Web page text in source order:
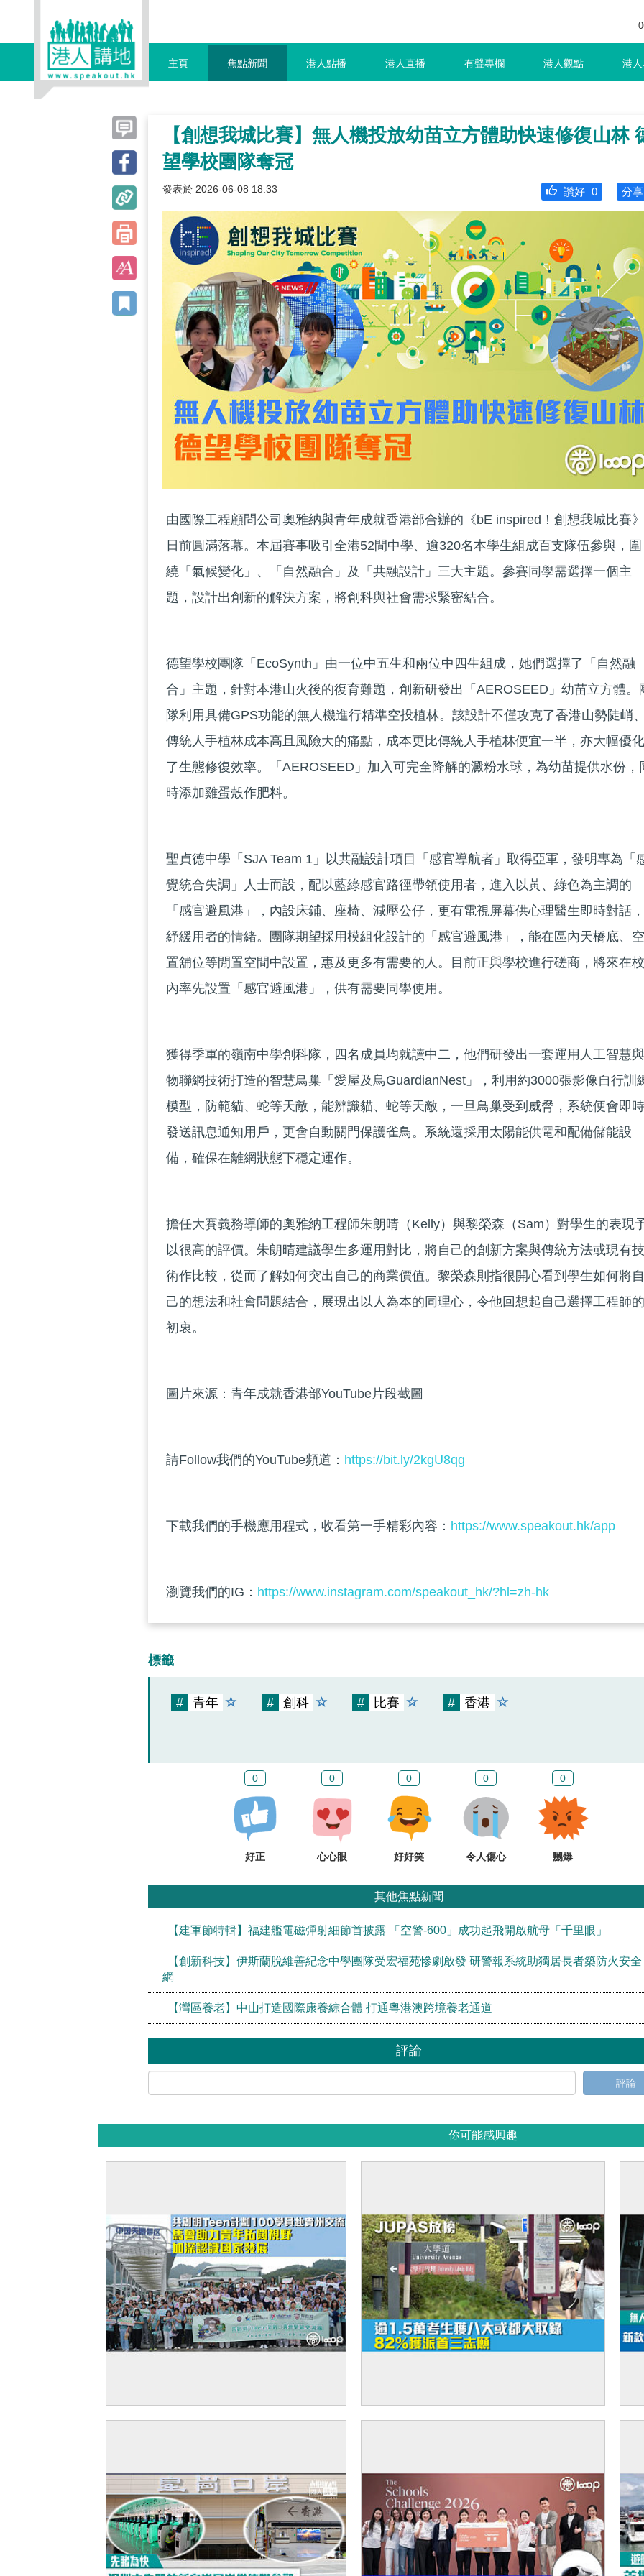
主頁 焦點新聞 港人點播 港人直播 有聲專欄 港人觀點 港
【創想我城比賽】無人機投放幼苗立方體助快速修復山林
望學校團隊奪冠
發表於 2026-06-08 18:33 分享
讚好 0
由國際工程顧問公司奧雅納與青年成就香港部合辦的《bE inspired！創想我城比賽》
日前圓滿落幕。本屆賽事吸引全港52間中學、逾320名本學生組成百支隊伍參與，圍
繞「氣候變化」、「自然融合」及「共融設計」三大主題。參賽同學需選擇一個主
題，設計出創新的解決方案，將創科與社會需求緊密結合。
德望學校團隊「EcoSynth」由一位中五生和兩位中四生組成，她們選擇了「自然融
合」主題，針對本港山火後的復育難題，創新研發出「AEROSEED」幼苗立方體。
隊利用具備GPS功能的無人機進行精準空投植林。該設計不僅攻克了香港山勢陡峭、
傳統人手植林成本高且風險大的痛點，成本更比傳統人手植林便宜一半，亦大幅優化
了生態修復效率。「AEROSEED」加入可完全降解的澱粉水球，為幼苗提供水份，
時添加雞蛋殼作肥料。
聖貞德中學「SJA Team 1」以共融設計項目「感官導航者」取得亞軍，發明專為「
覺統合失調」人士而設，配以藍綠感官路徑帶領使用者，進入以黃、綠色為主調的
「感官避風港」，內設床鋪、座椅、減壓公仔，更有電視屏幕供心理醫生即時對話，
紓緩用者的情緒。團隊期望採用模組化設計的「感官避風港」，能在區內天橋底、空
置舖位等閒置空間中設置，惠及更多有需要的人。目前正與學校進行磋商，將來在校
內率先設置「感官避風港」，供有需要同學使用。
獲得季軍的嶺南中學創科隊，四名成員均就讀中二，他們研發出一套運用人工智慧與
物聯網技術打造的智慧鳥巢「愛屋及鳥GuardianNest」，利用約3000張影像自行訓
模型，防範貓、蛇等天敵，能辨識貓、蛇等天敵，一旦鳥巢受到威脅，系統便會即時
發送訊息通知用戶，更會自動關門保護雀鳥。系統還採用太陽能供電和配備儲能設
備，確保在離網狀態下穩定運作。
擔任大賽義務導師的奧雅納工程師朱朗晴（Kelly）與黎榮森（Sam）對學生的表現
以很高的評價。朱朗晴建議學生多運用對比，將自己的創新方案與傳統方法或現有技
術作比較，從而了解如何突出自己的商業價值。黎榮森則指很開心看到學生如何將自
己的想法和社會問題結合，展現出以人為本的同理心，令他回想起自己選擇工程師的
初衷。
圖片來源：青年成就香港部YouTube片段截圖
請Follow我們的YouTube頻道： https://bit.ly/2kgU8qg
下載我們的手機應用程式，收看第一手精彩內容： https://www.speakout.hk/app
瀏覽我們的IG： https://www.instagram.com/speakout_hk/?hl=zh-hk
標籤
# 青年 # 創科 # 比賽 # 香港
0
好正
0
心心眼
0
好好笑
0
令人傷心
0
嬲爆
其他焦點新聞
【建軍節特輯】福建艦電磁彈射細節首披露 「空警-600」成功起飛開啟航母「千里眼」
【創新科技】伊斯蘭脫維善紀念中學團隊受宏福苑慘劇啟發 研警報系統助獨居長者築防火安全
網
【灣區養老】中山打造國際康養綜合體 打通粵港澳跨境養老通道
評論
評論
你可能感興趣